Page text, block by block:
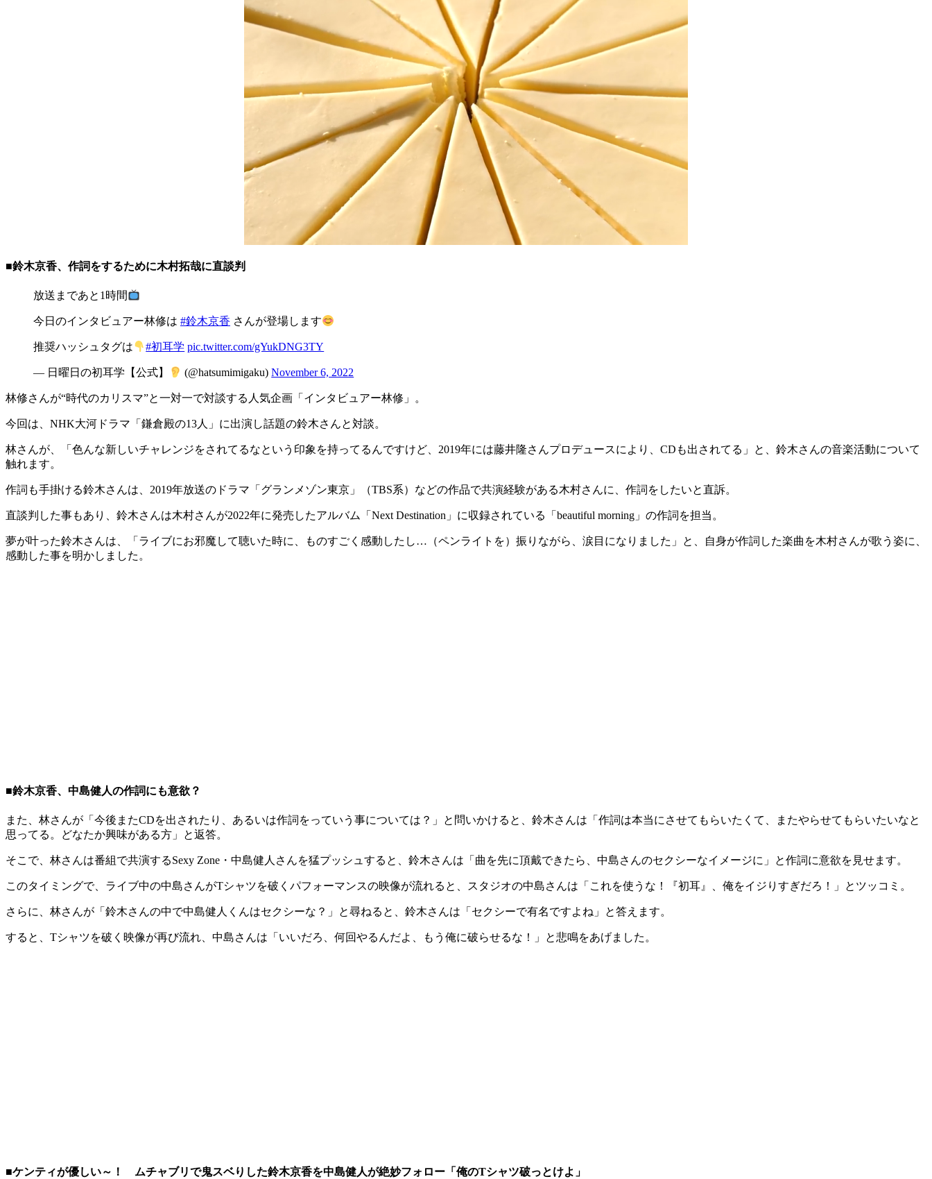
■鈴木京香、作詞をするために木村拓哉に直談判
放送まであと1時間
今日のインタビュアー林修は #鈴木京香 さんが登場します
推奨ハッシュタグは #初耳学 pic.twitter.com/gYukDNG3TY
— 日曜日の初耳学【公式】 (@hatsumimigaku)November 6, 2022
林修さんが“時代のカリスマ”と一対一で対談する人気企画「インタビュアー林修」。
今回は、NHK大河ドラマ「鎌倉殿の13人」に出演し話題の鈴木さんと対談。
林さんが、「色んな新しいチャレンジをされてるなという印象を持ってるんですけど、2019年には藤井隆さんプロデュースにより、CDも出されてる」と、鈴木さんの音楽活動について
触れます。
作詞も手掛ける鈴木さんは、2019年放送のドラマ「グランメゾン東京」（TBS系）などの作品で共演経験がある木村さんに、作詞をしたいと直訴。
直談判した事もあり、鈴木さんは木村さんが2022年に発売したアルバム「Next Destination」に収録されている「beautiful morning」の作詞を担当。
夢が叶った鈴木さんは、「ライブにお邪魔して聴いた時に、ものすごく感動したし…（ペンライトを）振りながら、涙目になりました」と、自身が作詞した楽曲を木村さんが歌う姿に、
感動した事を明かしました。
■鈴木京香、中島健人の作詞にも意欲？
また、林さんが「今後またCDを出されたり、あるいは作詞をっていう事については？」と問いかけると、鈴木さんは「作詞は本当にさせてもらいたくて、またやらせてもらいたいなと
思ってる。どなたか興味がある方」と返答。
そこで、林さんは番組で共演するSexy Zone・中島健人さんを猛プッシュすると、鈴木さんは「曲を先に頂戴できたら、中島さんのセクシーなイメージに」と作詞に意欲を見せます。
このタイミングで、ライブ中の中島さんがTシャツを破くパフォーマンスの映像が流れると、スタジオの中島さんは「これを使うな！『初耳』、俺をイジりすぎだろ！」とツッコミ。
さらに、林さんが「鈴木さんの中で中島健人くんはセクシーな？」と尋ねると、鈴木さんは「セクシーで有名ですよね」と答えます。
すると、Tシャツを破く映像が再び流れ、中島さんは「いいだろ、何回やるんだよ、もう俺に破らせるな！」と悲鳴をあげました。
■ケンティが優しい～！ ムチャブリで鬼スベりした鈴木京香を中島健人が絶妙フォロー「俺のTシャツ破っとけよ」